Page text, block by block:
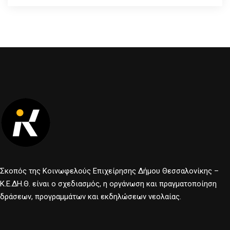
Σκοπός της Κοινωφελούς Επιχείρησης Δήμου Θεσσαλονίκης –
Κ.Ε.ΔΗ.Θ. είναι ο σχεδιασμός, η οργάνωση και πραγματοποίηση
δράσεων, προγραμμάτων και εκδηλώσεων νεολαίας.